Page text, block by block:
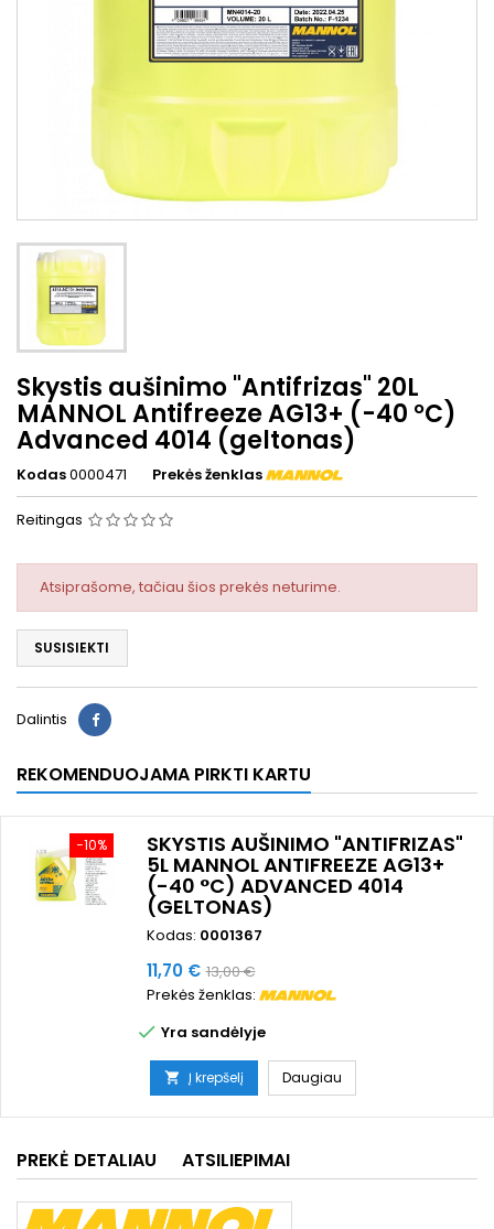
Skystis aušinimo "Antifrizas" 20L
MANNOL Antifreeze AG13+ (-40 °C)
Advanced 4014 (geltonas)
Kodas0000471 Prekės ženklas
Reitingas
Atsiprašome, tačiau šios prekės neturime.
SUSISIEKTI
Dalintis
REKOMENDUOJAMA PIRKTI KARTU
−10% SKYSTIS AUŠINIMO "ANTIFRIZAS"
5L MANNOL ANTIFREEZE AG13+
(-40 °C) ADVANCED 4014
(GELTONAS)
Kodas: 0001367
Kaina
11,70 € Bazinė
kaina
13,00 €
Prekės ženklas:
 Yra sandėlyje
 Į krepšelį Daugiau
PREKĖ DETALIAU ATSILIEPIMAI